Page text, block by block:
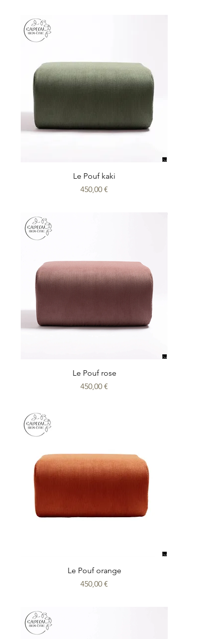
Le Pouf kaki
Prix
450,00 €
Le Pouf rose
Prix
450,00 €
Le Pouf orange
Prix
450,00 €